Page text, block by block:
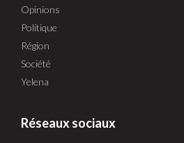
Opinions
Politique
Région
Société
Yelena
Réseaux sociaux